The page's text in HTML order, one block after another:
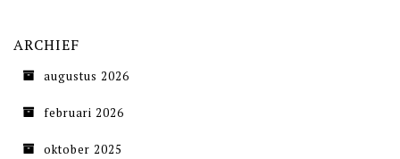
ARCHIEF
augustus 2026
februari 2026
oktober 2025